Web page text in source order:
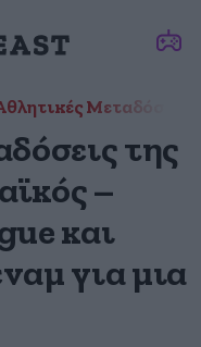
Μεταδόσεις
της
–
και
για μια